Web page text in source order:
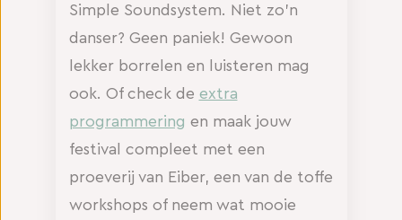
Simple Soundsystem. Niet zo’n
danser? Geen paniek! Gewoon
lekker borrelen en luisteren mag
ook. Of check de extra
programmering en maak jouw
festival compleet met een
proeverij van Eiber, een van de toffe
workshops of neem wat mooie